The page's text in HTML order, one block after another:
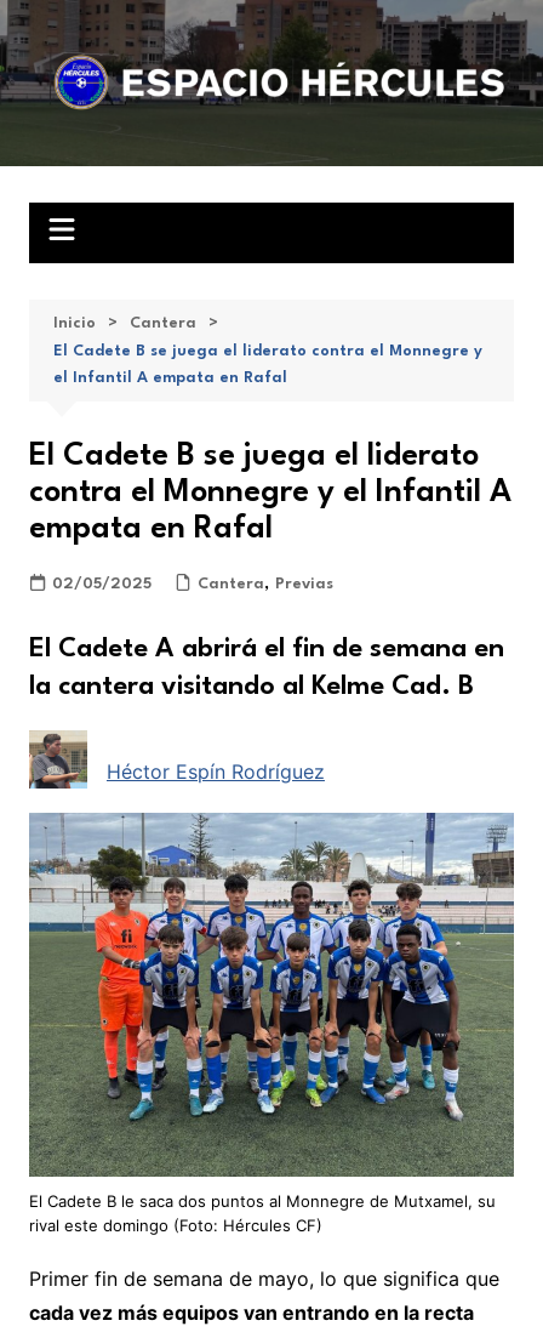
Saltar
al
contenido
Inicio
Cantera
El Cadete B se juega el liderato contra el Monnegre y
el Infantil A empata en Rafal
El Cadete B se juega el liderato
contra el Monnegre y el Infantil A
empata en Rafal
02/05/2025 Cantera, Previas
El Cadete A abrirá el fin de semana en
la cantera visitando al Kelme Cad. B
Héctor Espín Rodríguez
El Cadete B le saca dos puntos al Monnegre de Mutxamel, su
rival este domingo (Foto: Hércules CF)
Primer fin de semana de mayo, lo que significa que
cada vez más equipos van entrando en la recta